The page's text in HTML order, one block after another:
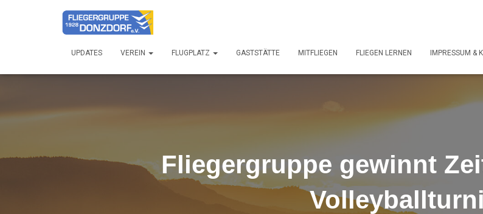
UPDATES VEREIN FLUGPLATZ GASTSTÄTTE MITFLIEGEN FLIEGEN LERNEN IMPRESSUM &
Fliegergruppe gewinnt